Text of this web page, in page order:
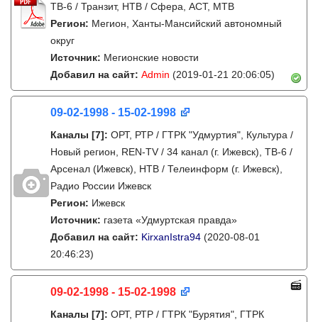
ТВ-6 / Транзит, НТВ / Сфера, АСТ, МТВ
Регион: Мегион, Ханты-Мансийский автономный
округ
Источник: Мегионские новости
Добавил на сайт: Admin (2019-01-21 20:06:05)
09-02-1998 - 15-02-1998
Каналы [7]: ОРТ, РТР / ГТРК "Удмуртия", Культура /
Новый регион, REN-TV / 34 канал (г. Ижевск), ТВ-6 /
Арсенал (Ижевск), НТВ / Телеинформ (г. Ижевск),
Радио России Ижевск
Регион: Ижевск
Источник: газета «Удмуртская правда»
Добавил на сайт: KirxanIstra94 (2020-08-01
20:46:23)
09-02-1998 - 15-02-1998
Каналы [7]: ОРТ, РТР / ГТРК "Бурятия", ГТРК